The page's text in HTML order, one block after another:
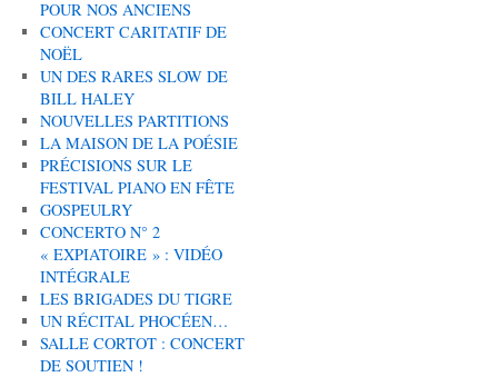
POUR NOS ANCIENS
CONCERT CARITATIF DE
NOËL
UN DES RARES SLOW DE
BILL HALEY
NOUVELLES PARTITIONS
LA MAISON DE LA POÉSIE
PRÉCISIONS SUR LE
FESTIVAL PIANO EN FÊTE
GOSPEULRY
CONCERTO N° 2
« EXPIATOIRE » : VIDÉO
INTÉGRALE
LES BRIGADES DU TIGRE
UN RÉCITAL PHOCÉEN…
SALLE CORTOT : CONCERT
DE SOUTIEN !